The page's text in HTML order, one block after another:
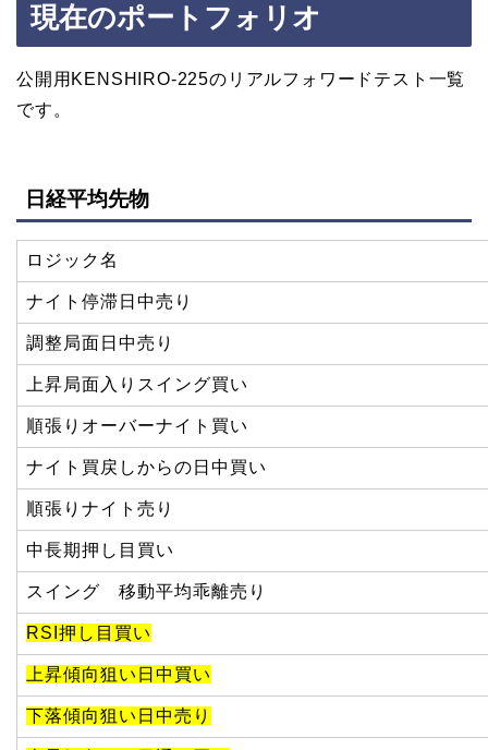
現在のポートフォリオ
公開用KENSHIRO-225のリアルフォワードテスト一覧
です。
日経平均先物
ロジック名
ナイト停滞日中売り
調整局面日中売り
上昇局面入りスイング買い
順張りオーバーナイト買い
ナイト買戻しからの日中買い
順張りナイト売り
中長期押し目買い
スイング 移動平均乖離売り
RSI押し目買い
上昇傾向狙い日中買い
下落傾向狙い日中売り